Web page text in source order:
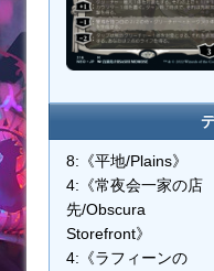
8:《平地/Plains》
4:《常夜会一家の店
先/Obscura
Storefront》
4:《ラフィーンの